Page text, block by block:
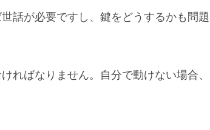
話が必要ですし、鍵をどうするかも問題
ればなりません。自分で動けない場合、